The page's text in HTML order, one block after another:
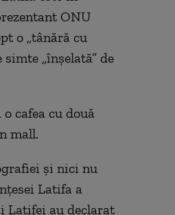
ONU
o „tânără cu
„înșelată” de
cafea cu două
mall.
și nici nu
Latifa a
Latifei au declarat